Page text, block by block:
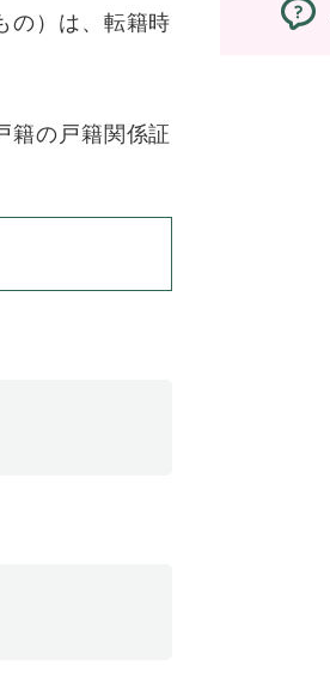
の）は、転籍時
籍の戸籍関係証